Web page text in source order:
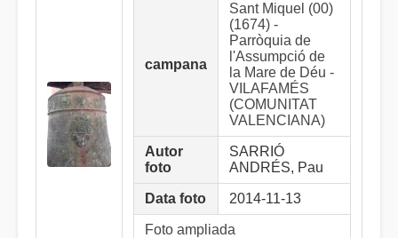
campana
Sant Miquel (00)
(1674) -
Parròquia de
l'Assumpció de
la Mare de Déu -
VILAFAMÉS
(COMUNITAT
VALENCIANA)
Autor
foto
SARRIÓ
ANDRÉS, Pau
Data foto 2014-11-13
Foto ampliada